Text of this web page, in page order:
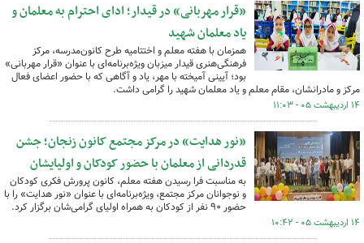
«قرار مهربانی» در قیدار؛ ادای احترام به معلمان و
یاد معلمان شهید
همزمان با هفته معلم و اختتامیه طرح کانون‌مدرسه، مرکز
فرهنگی‌هنری قیدار میزبان ویژه‌برنامه‌ای با عنوان «قرار مهربانی»
بود؛ آیینی آمیخته با مهر، یاد و آگاهی که با حضور اعضای فعال
مرکز و مادرانشان، مقام معلم و یاد معلمان شهید را گرامی داشت.
۱۴ اردیبهشت ۰۵ - ۱۱:۰۳
«نور هدایت» در مرکز مجتمع کانون زنجان؛ جشن
قدردانی از معلمان با حضور کودکان و اولیایشان
به مناسبت فرا رسیدن هفته معلم، کانون پرورش فکری کودکان
و نوجوانان مرکز مجتمع، ویژه‌برنامه‌ای با عنوان «نور هدایت» را با
حضور ۹۰ نفر از کودکان به همراه اولیای گرامی‌شان برگزار کرد.
۱۴ اردیبهشت ۰۵ - ۱۰:۴۲